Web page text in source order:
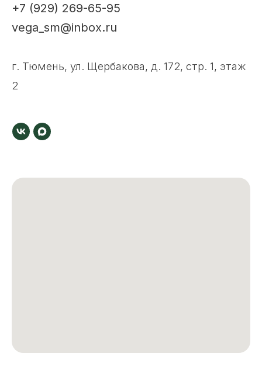
+7 (929) 269-65-95
vega_sm@inbox.ru
г. Тюмень, ул. Щербакова, д. 172, стр. 1, этаж
2